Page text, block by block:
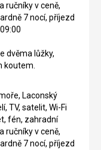
ručníky v ceně,
7 nocí, příjezd
dvěma lůžky,
koutem.
Laconský
TV, satelit, Wi-Fi
fén, zahradní
ručníky v ceně,
7 nocí, příjezd